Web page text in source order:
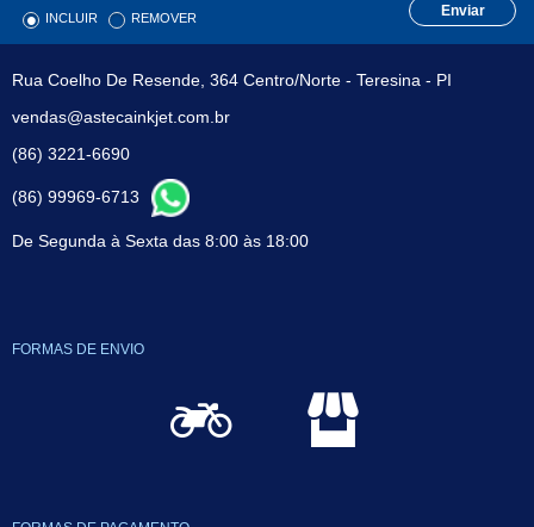
INCLUIR REMOVER Enviar
Rua Coelho De Resende, 364 Centro/Norte - Teresina - PI
vendas@astecainkjet.com.br
(86) 3221-6690
(86) 99969-6713
De Segunda à Sexta das 8:00 às 18:00
FORMAS DE ENVIO